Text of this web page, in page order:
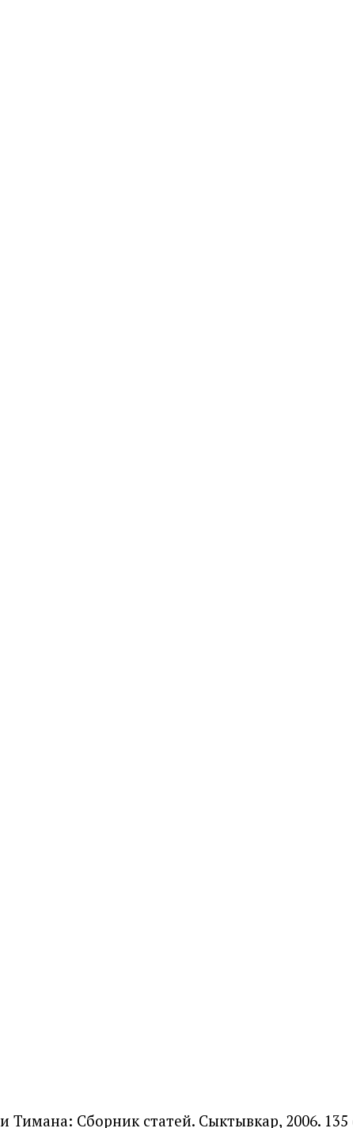
Тимана: Сборник статей. Сыктывкар, 2006.